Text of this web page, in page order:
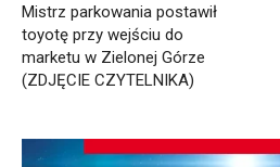
Mistrz parkowania postawił
toyotę przy wejściu do
marketu w Zielonej Górze
(ZDJĘCIE CZYTELNIKA)